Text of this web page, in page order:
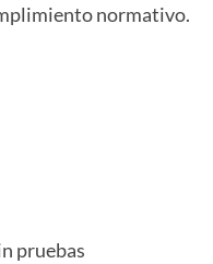
normativo.
pruebas